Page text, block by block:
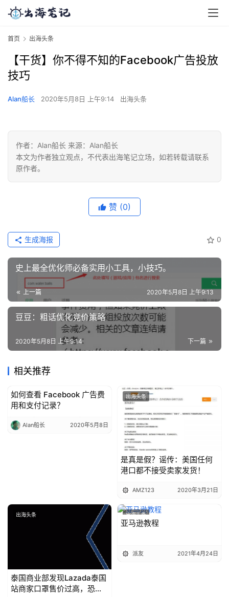
页
首页 出海头条
【干货】你不得不知的Facebook广告投放
技巧
Alan船长 2020年5月8日 上午9:14 出海头条
作者：Alan船长 来源：Alan船长
本文为作者独立观点，不代表出海笔记立场，如若转载请联系
原作者。
赞 (0)
0
生成海报
史上最全优化师必备实用小工具，小技巧。
上一篇 2020年5月8日 上午9:13
豆豆：粗话优化竞价策略
下一篇
2020年5月8日 上午9:14
相关推荐
出海头条
如何查看 Facebook 广告费
用和支付记录？
Alan船长 2020年5月8日
出海头条
是真是假？谣传：美国任何
港口都不接受卖家发货！
AMZ123 2020年3月21日
出海头条
泰国商业部发现Lazada泰国
站商家口罩售价过高，恐面
出海头条
亚马逊教程
派友 2021年4月24日